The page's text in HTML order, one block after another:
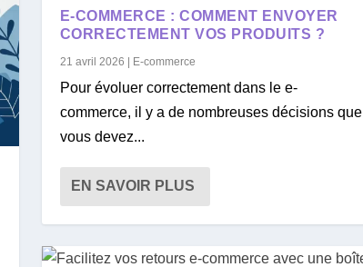
E-COMMERCE : COMMENT ENVOYER
CORRECTEMENT VOS PRODUITS ?
21 avril 2026 E-commerce
Pour évoluer correctement dans le e-
commerce, il y a de nombreuses décisions que
vous devez...
EN SAVOIR PLUS